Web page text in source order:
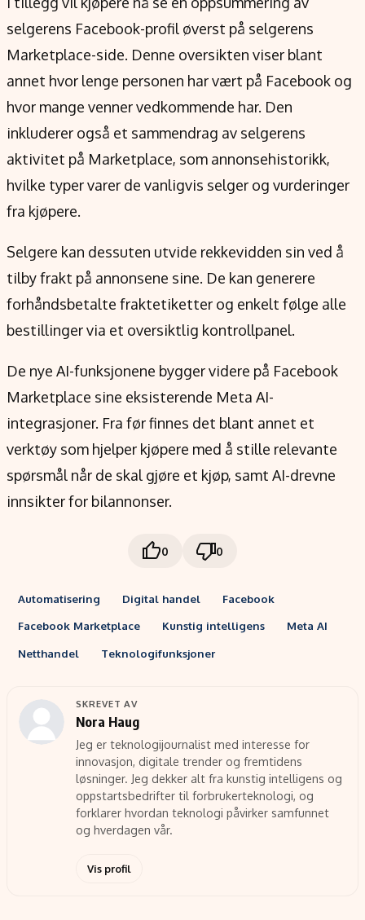
selgerens Facebook-profil øverst på selgerens
Marketplace-side. Denne oversikten viser blant
annet hvor lenge personen har vært på Facebook og
hvor mange venner vedkommende har. Den
inkluderer også et sammendrag av selgerens
aktivitet på Marketplace, som annonsehistorikk,
hvilke typer varer de vanligvis selger og vurderinger
fra kjøpere.
Selgere kan dessuten utvide rekkevidden sin ved å
tilby frakt på annonsene sine. De kan generere
forhåndsbetalte fraktetiketter og enkelt følge alle
bestillinger via et oversiktlig kontrollpanel.
De nye AI-funksjonene bygger videre på Facebook
Marketplace sine eksisterende Meta AI-
integrasjoner. Fra før finnes det blant annet et
verktøy som hjelper kjøpere med å stille relevante
spørsmål når de skal gjøre et kjøp, samt AI-drevne
innsikter for bilannonser.
0 0
Automatisering Digital handel
Facebook
Facebook Marketplace
Kunstig intelligens
Meta AI
Netthandel
Teknologifunksjoner
SKREVET AV
Nora Haug
Jeg er teknologijournalist med interesse for
innovasjon, digitale trender og fremtidens
løsninger. Jeg dekker alt fra kunstig intelligens og
oppstartsbedrifter til forbrukerteknologi, og
forklarer hvordan teknologi påvirker samfunnet
og hverdagen vår.
Vis profil